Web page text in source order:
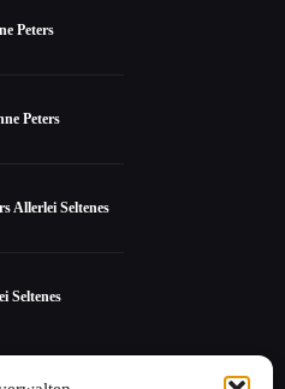
Peters
Peters
Allerlei Seltenes
Seltenes